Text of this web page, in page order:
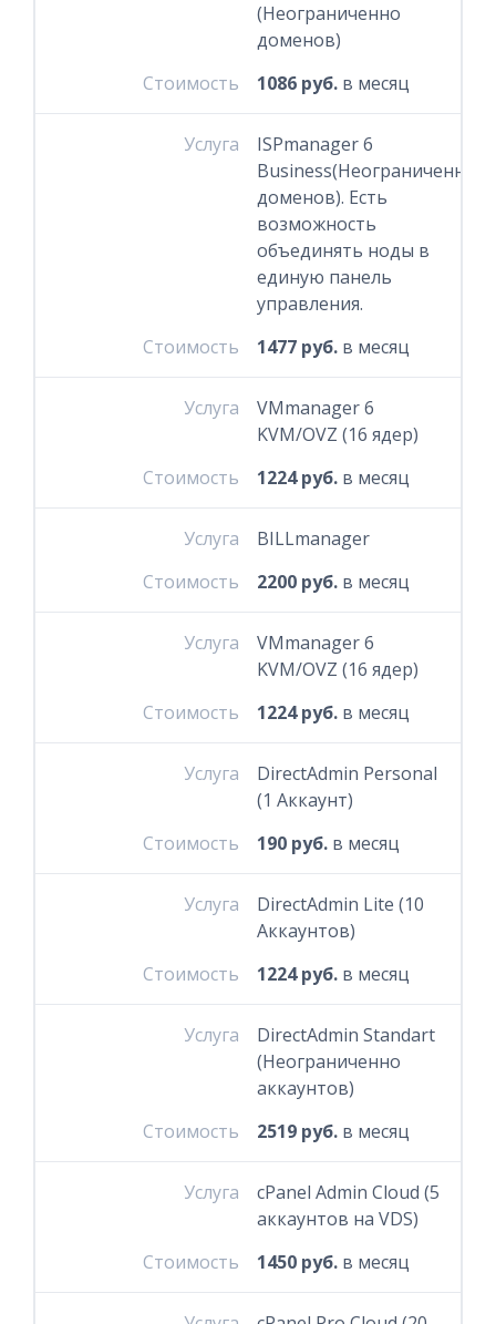
(Неограниченно
доменов)
Стоимость
1086 руб.в месяц
Услуга
ISPmanager 6
Business(Неограниченно
доменов). Есть
возможность
объединять ноды в
единую панель
управления.
Стоимость
1477 руб.в месяц
Услуга
VMmanager 6
KVM/OVZ (16 ядер)
Стоимость
1224 руб.в месяц
Услуга
BILLmanager
Стоимость
2200 руб.в месяц
Услуга
VMmanager 6
KVM/OVZ (16 ядер)
Стоимость
1224 руб.в месяц
Услуга
DirectAdmin Personal
(1 Аккаунт)
Стоимость
190 руб.в месяц
Услуга
DirectAdmin Lite (10
Аккаунтов)
Стоимость
1224 руб.в месяц
Услуга
DirectAdmin Standart
(Неограниченно
аккаунтов)
Стоимость
2519 руб.в месяц
Услуга
cPanel Admin Cloud (5
аккаунтов на VDS)
Стоимость
1450 руб.в месяц